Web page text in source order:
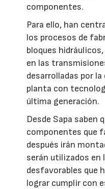
componentes.
Para ello, han
los procesos de
bloques
en las
desarrolladas por la
planta con
última generación.
Desde Sapa saben
componentes que
después irán
serán utilizados en
desfavorables que
lograr cumplir con